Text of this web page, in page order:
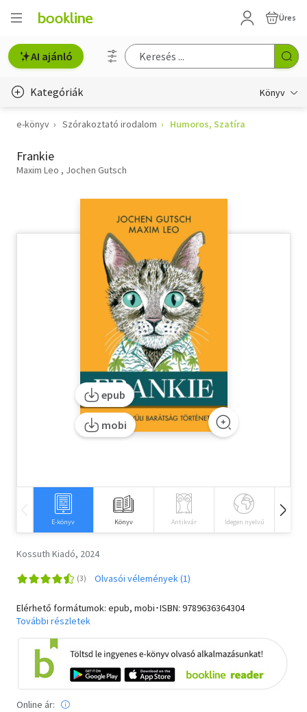
Üres
AI ajánló
Kategóriák Könyv
Életmód, egészség
Erotika
Tankönyv, segédkönyv
Társadalomtudomány
Természettudomány
e-könyv Szórakoztató irodalom Humoros, Szatíra
Frankie
Maxim Leo Jochen Gutsch
epub
mobi
E-könyv Könyv Antikvár Idegen nyelvű
Kossuth Kiadó, 2024
Olvasói vélemények (1)
Elérhető formátumok: epub, mobi･ISBN: 9789636364304
További részletek
Online ár: